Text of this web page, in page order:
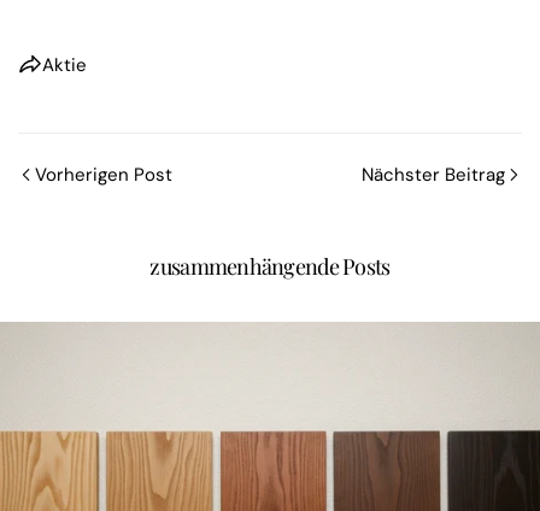
Aktie
Vorherigen Post Nächster Beitrag
zusammenhängende Posts